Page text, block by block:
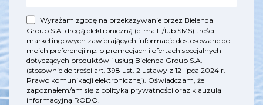
Wyrażam zgodę na przekazywanie przez Bielenda
Group S.A. drogą elektroniczną (e-mail i/lub SMS) treści
marketingowych zawierających informacje dostosowane do
moich preferencji np. o promocjach i ofertach specjalnych
dotyczących produktów i usług Bielenda Group S.A.
(stosownie do treści art. 398 ust. 2 ustawy z 12 lipca 2024 r. –
Prawo komunikacji elektronicznej). Oświadczam, że
zapoznałem/am się z polityką prywatności oraz klauzulą
informacyjną RODO